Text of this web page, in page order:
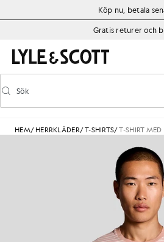
Gå direkt till huvudinnehållet
Information om tillgänglighet
Köp nu, betala
Gratis returer och
Aktivera/inaktivera prediktiv
Sök
HEM/ HERRKLÄDER/T-SHIRTS/T-SHIRT MED